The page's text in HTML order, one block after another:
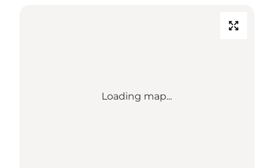
Loading map...